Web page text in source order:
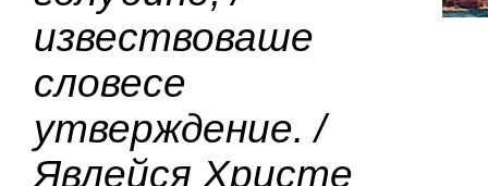
извествоваше
словесе
утверждение. /
Явлейся Христе